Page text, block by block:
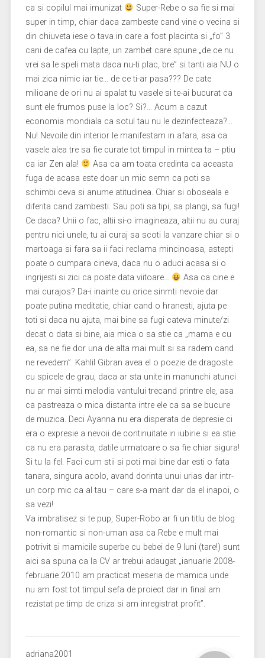
ca si copilul mai imunizat
Super-Rebe o sa fie si mai
super in timp, chiar daca zambeste cand vine o vecina si
din chiuveta iese o tava in care a fost placinta si „fo” 3
cani de cafea cu lapte, un zambet care spune „de ce nu
vrei sa le speli mata daca nu-ti plac, bre” si tanti aia NU o
mai zica nimic iar tie… de ce ti-ar pasa??? De cate
milioane de ori nu ai spalat tu vasele si te-ai bucurat ca
sunt ele frumos puse la loc? Si?… Acum a cazut
economia mondiala ca sotul tau nu le dezinfecteaza?…
Nu! Nevoile din interior le manifestam in afara, asa ca
vasele alea tre sa fie curate tot timpul in mintea ta – ptiu
ca iar Zen ala!
Asa ca am toata credinta ca aceasta
fuga de acasa este doar un mic semn ca poti sa
schimbi ceva si anume atitudinea. Chiar si oboseala e
diferita cand zambesti. Sau poti sa tipi, sa plangi, sa fugi!
Ce daca? Unii o fac, altii si-o imagineaza, altii nu au curaj
pentru nici unele, tu ai curaj sa scoti la vanzare chiar si o
martoaga si fara sa ii faci reclama mincinoasa, astepti
poate o cumpara cineva, daca nu o aduci acasa si o
ingrijesti si zici ca poate data viitoare…
Asa ca cine e
mai curajos? Da-i inainte cu orice sinmti nevoie dar
poate putina meditatie, chiar cand o hranesti, ajuta pe
toti si daca nu ajuta, mai bine sa fugi cateva minute/zi
decat o data si bine, aia mica o sa stie ca „mama e cu
ea, sa ne fie dor una de alta mai mult si sa radem cand
ne revedem”. Kahlil Gibran avea el o poezie de dragoste
cu spicele de grau, daca ar sta unite in manunchi atunci
nu ar mai simti melodia vantului trecand printre ele, asa
ca pastreaza o mica distanta intre ele ca sa se bucure
de muzica. Deci Ayanna nu era disperata de depresie ci
era o expresie a nevoii de continuitate in iubirie si ea stie
ca nu era parasita, datile urmatoare o sa fie chiar sigura!
Si tu la fel. Faci cum stii si poti mai bine dar esti o fata
tanara, singura acolo, avand dorinta unui urias dar intr-
un corp mic ca al tau – care s-a marit dar da el inapoi, o
sa vezi!
Va imbratisez si te pup, Super-Robo ar fi un titlu de blog
non-romantic si non-uman asa ca Rebe e mult mai
potrivit si mamicile superbe cu bebei de 9 luni (tare!) sunt
aici sa spuna ca la CV ar trebui adaugat „ianuarie 2008-
februarie 2010 am practicat meseria de mamica unde
nu am fost tot timpul sefa de proiect dar in final am
rezistat pe timp de criza si am inregistrat profit”.
adriana2001